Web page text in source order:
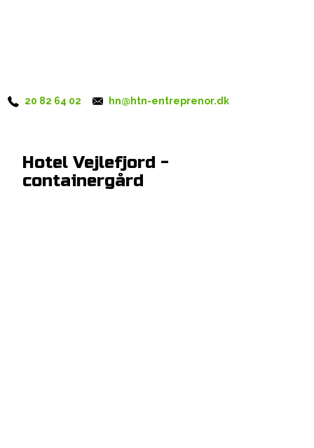
20 82 64 02 hn@htn-entreprenor.dk
Hotel Vejlefjord -
containergård